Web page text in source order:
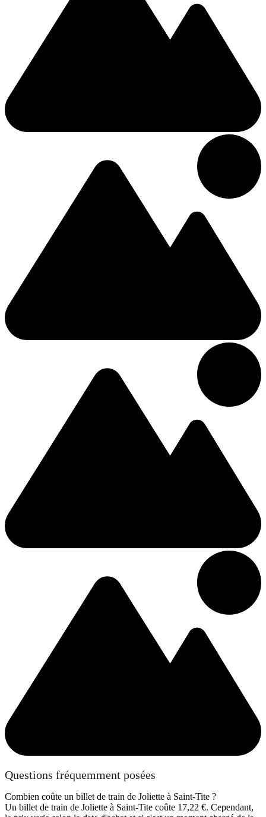
Questions fréquemment posées
Combien coûte un billet de train de Joliette à Saint-Tite ?
Un billet de train de Joliette à Saint-Tite coûte 17,22 €. Cependant,